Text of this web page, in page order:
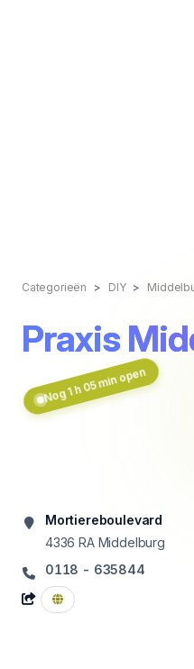
Categorieën DIY
Praxis
Nog 1 h 05 min open
Mortiereboulevard
4336 RA Middelburg
0118 - 635844